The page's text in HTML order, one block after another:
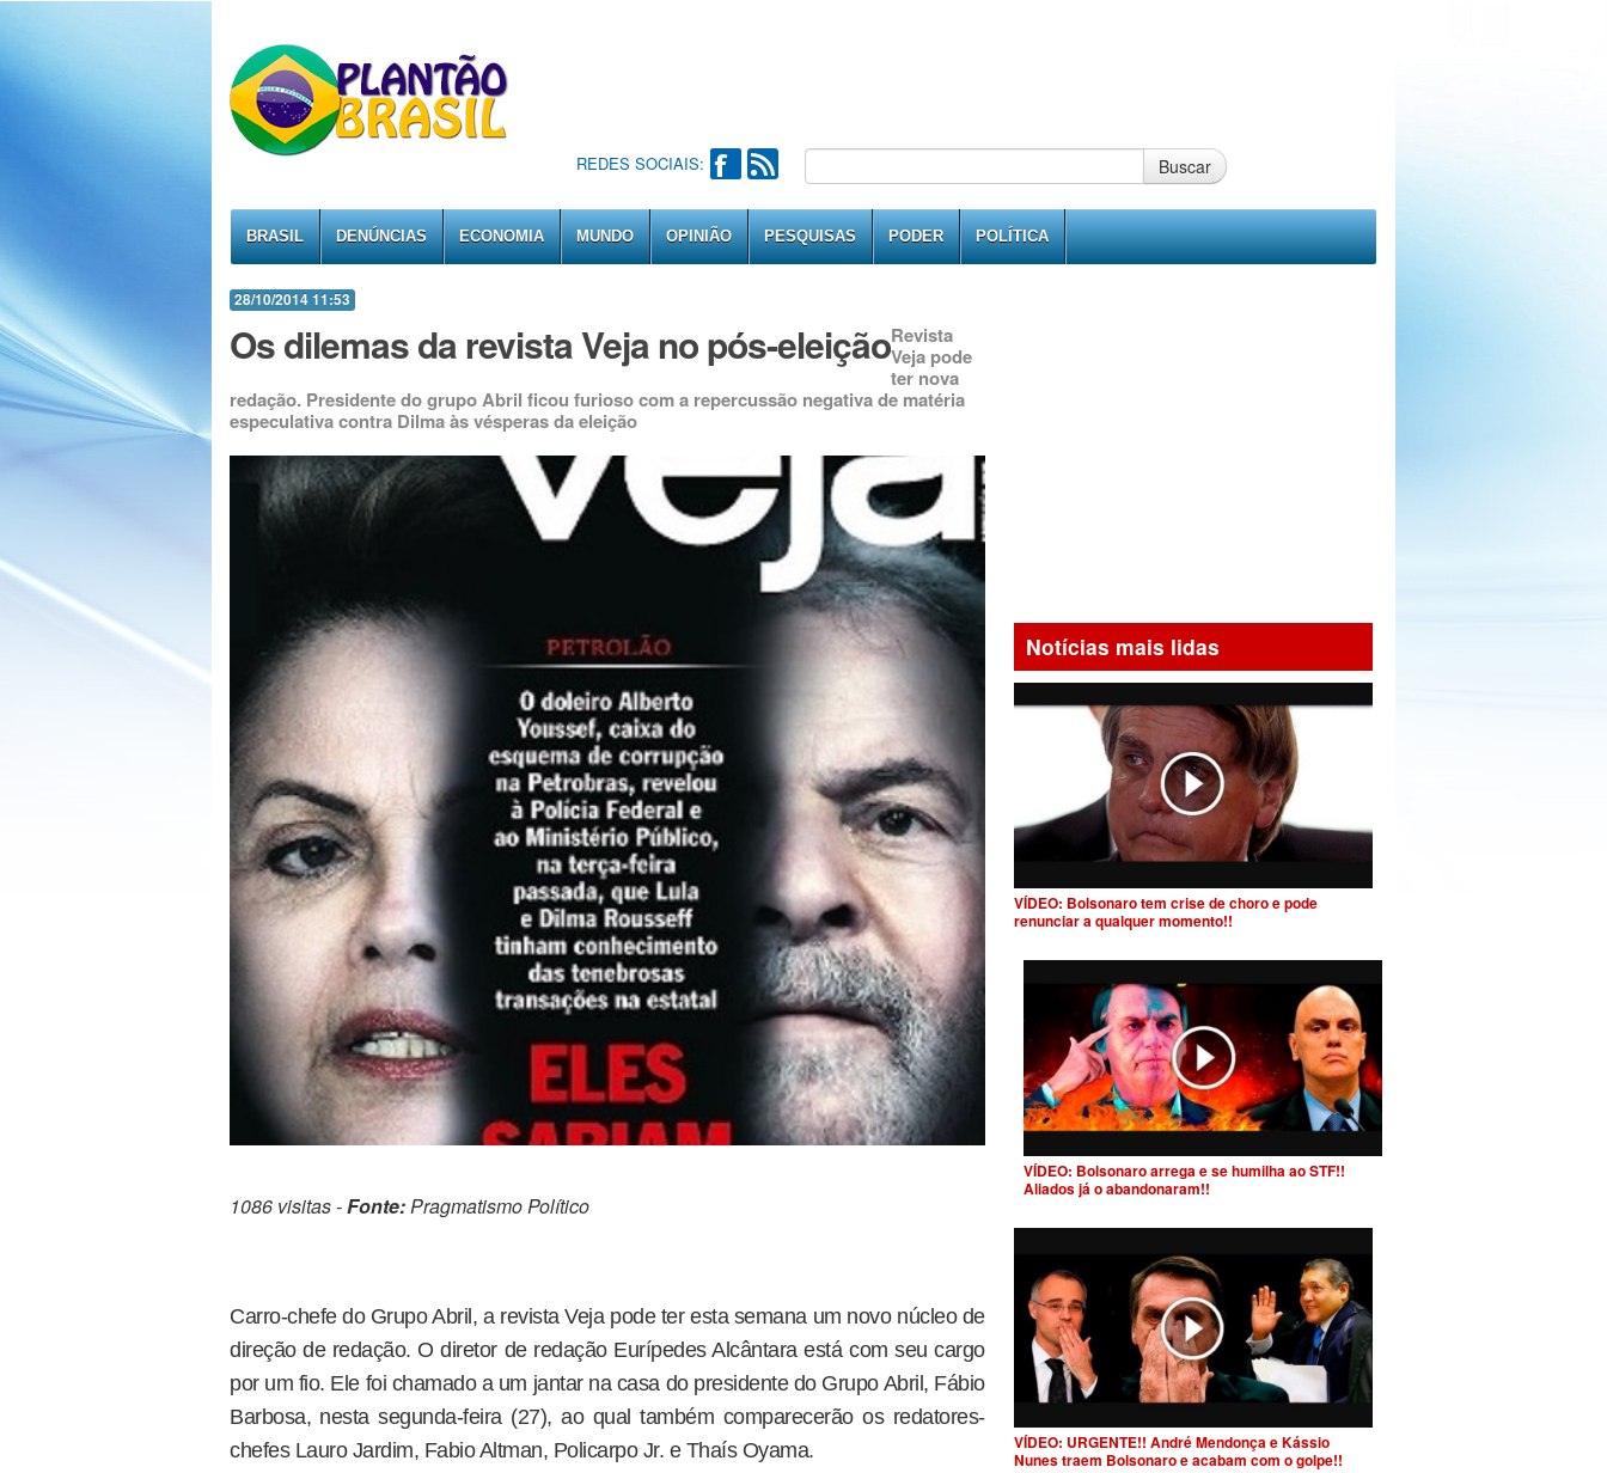
REDES SOCIAIS: Buscar
BRASIL DENÚNCIAS ECONOMIA MUNDO OPINIÃO PESQUISAS PODER POLÍTICA
28/10/2014 11:53
Os dilemas da revista Veja no pós-eleiçãoRevista
Veja pode
ter nova
redação. Presidente do grupo Abril ficou furioso com a repercussão negativa de matéria
especulativa contra Dilma às vésperas da eleição
1086 visitas -Fonte:Pragmatismo Político
Carro-chefe do Grupo Abril, a revista Veja pode ter esta semana um novo núcleo de
direção de redação. O diretor de redação Eurípedes Alcântara está com seu cargo
por um fio. Ele foi chamado a um jantar na casa do presidente do Grupo Abril, Fábio
Barbosa, nesta segunda-feira (27), ao qual também comparecerão os redatores-
chefes Lauro Jardim, Fabio Altman, Policarpo Jr. e Thaís Oyama.
Notícias mais lidas
VÍDEO: Bolsonaro tem crise de choro e pode
renunciar a qualquer momento!!
VÍDEO: Bolsonaro arrega e se humilha ao STF!!
Aliados já o abandonaram!!
VÍDEO: URGENTE!! André Mendonça e Kássio
Nunes traem Bolsonaro e acabam com o golpe!!